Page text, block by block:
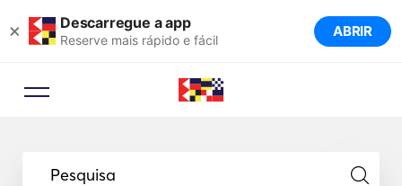
× Descarregue a app
Reserve mais rápido e fácil ABRIR
Pesquisa